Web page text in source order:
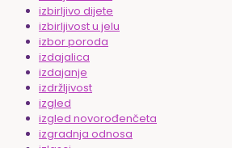
izbirljivo dijete
izbirljivost u jelu
izbor poroda
izdajalica
izdajanje
izdržljivost
izgled
izgled novorođenčeta
izgradnja odnosa